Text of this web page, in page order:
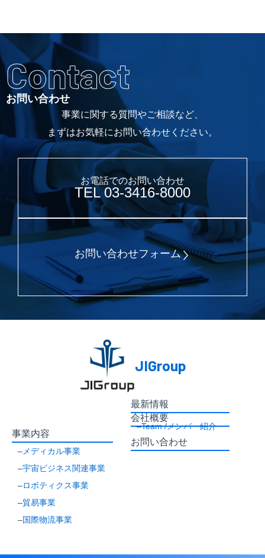
Contact
お問い合わせ
事業に関する質問やご相談など、
まずはお気軽にお問い合わせください。
お電話でのお問い合わせ
TEL 03-3416-8000
お問い合わせフォーム
JIGroup
事業内容
– メディカル事業
–宇宙ビジネス関連事業
–ロボティクス事業
–貿易事業
–国際物流事業
最新情報
会社概要
–Team /メンバー紹介
お問い合わせ